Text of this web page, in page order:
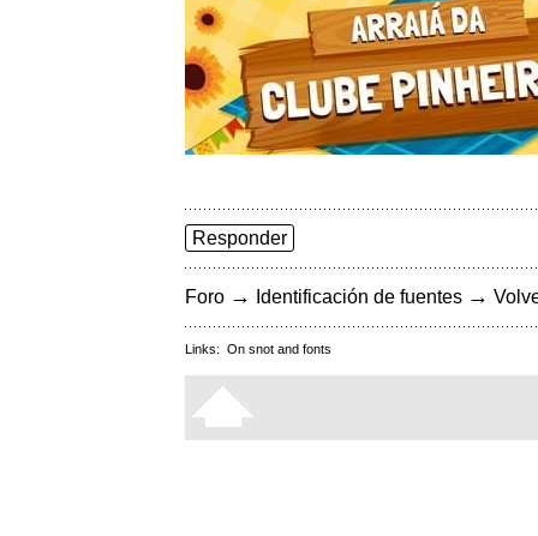
Responder
Foro → Identificación de fuentes →
Links: On snot and fonts